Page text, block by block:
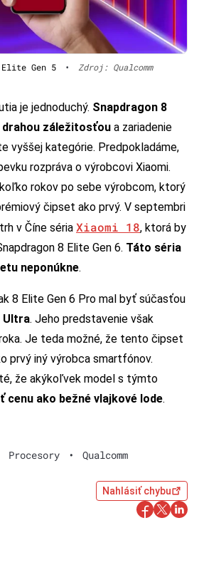
Elite Gen 5 • Zdroj: Qualcomm
je jednoduchý. Snapdragon 8
drahou záležitosťou a zariadenie
vyššej kategórie. Predpokladáme,
rozpráva o výrobcovi Xiaomi.
rokov po sebe výrobcom, ktorý
čipset ako prvý. V septembri
v Číne séria Xiaomi 18, ktorá by
8 Elite Gen 6. Táto séria
neponúkne.
8 Elite Gen 6 Pro mal byť súčasťou
Ultra. Jeho predstavenie však
Je teda možné, že tento čipset
prvý iný výrobca smartfónov.
že akýkoľvek model s týmto
cenu ako bežné vlajkové lode.
Procesory • Qualcomm
Nahlásiť chybu